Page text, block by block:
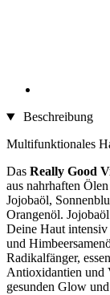
Beschreibung
Multifunktionales
Das Really Good
aus nahrhaften
Jojobaöl,
Orangenöl.
Deine Haut
und
Radikalfänger,
Antioxidantien und
gesunden Glow